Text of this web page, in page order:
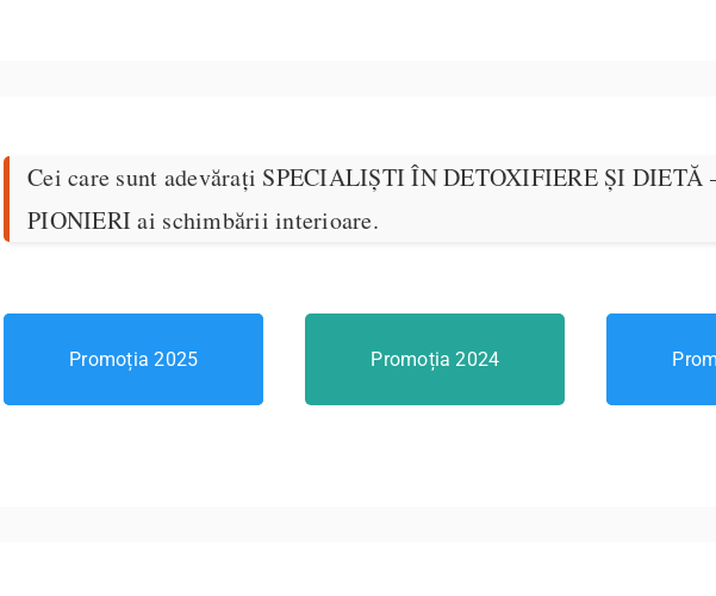
Cei care sunt adevărați SPECIALIȘTI ÎN DETOXIFIERE ȘI DIETĂ
PIONIERI ai schimbării interioare.
Promoția 2025 Promoția 2024